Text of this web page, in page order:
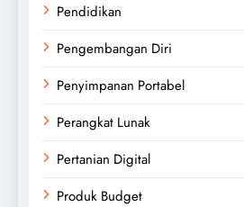
Pendidikan
Pengembangan Diri
Penyimpanan Portabel
Perangkat Lunak
Pertanian Digital
Produk Budget